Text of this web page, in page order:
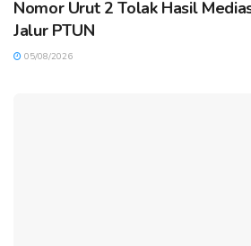
Nomor Urut 2 Tolak Hasil
Jalur PTUN
05/08/2026